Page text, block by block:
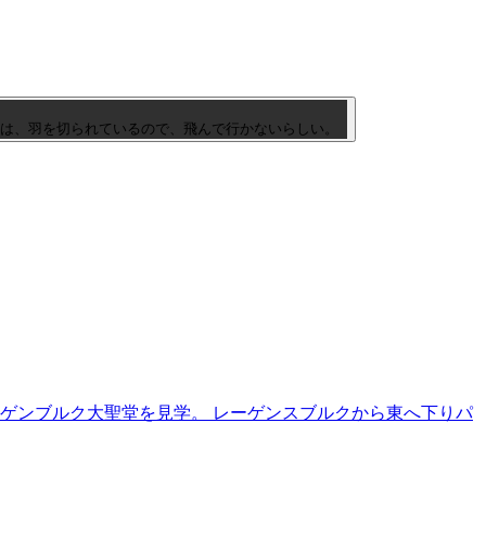
、羽を切られているので、飛んで行かないらしい。
ンブルク大聖堂を見学。 レーゲンスブルクから東へ下りパ